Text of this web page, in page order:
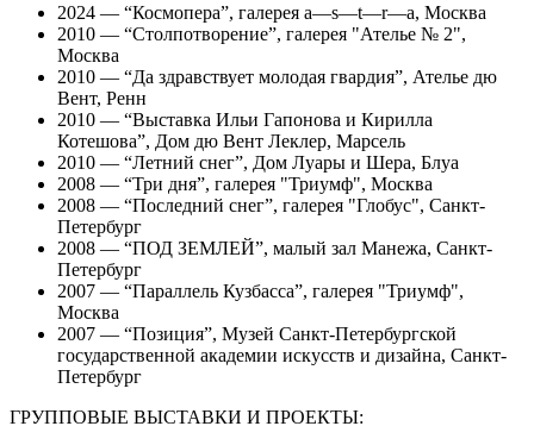
2024 — “Космопера”, галерея a—s—t—r—a, Москва
2010 — “Столпотворение”, галерея "Ателье № 2",
Москва
2010 — “Да здравствует молодая гвардия”, Ателье дю
Вент, Ренн
2010 — “Выставка Ильи Гапонова и Кирилла
Котешова”, Дом дю Вент Леклер, Марсель
2010 — “Летний снег”, Дом Луары и Шера, Блуа
2008 — “Три дня”, галерея "Триумф", Москва
2008 — “Последний снег”, галерея "Глобус", Санкт-
Петербург
2008 — “ПОД ЗЕМЛЕЙ”, малый зал Манежа, Санкт-
Петербург
2007 — “Параллель Кузбасса”, галерея "Триумф",
Москва
2007 — “Позиция”, Музей Санкт-Петербургской
государственной академии искусств и дизайна, Санкт-
Петербург
ГРУППОВЫЕ ВЫСТАВКИ И ПРОЕКТЫ: